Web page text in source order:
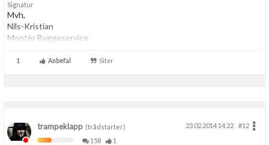
Signatur
Mvh,
Nils-Kristian
Montèr Byggeservice
1 Anbefal Siter
trampeklapp (trådstarter) 23.02.2014 14.22
#12
158
1